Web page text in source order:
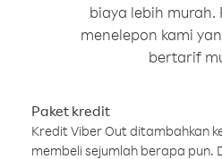
biaya lebih murah.
menelepon kami
bertarif
Paket kredit
Kredit Viber Out ditambahkan
membeli sejumlah berapa pun.